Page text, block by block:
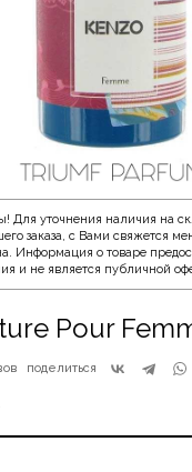
Для уточнения наличия на
заказа, с Вами свяжется
Информация о товаре
и не является публичной
Pour
поделиться